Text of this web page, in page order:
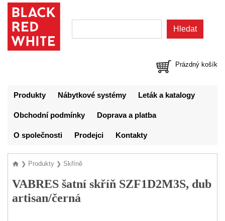
Prázdný košík
Produkty Nábytkové systémy Leták a katalogy
Obchodní podmínky Doprava a platba
O společnosti Prodejci Kontakty
❯ Produkty ❯ Skříně
VABRES šatní skříň SZF1D2M3S, dub
artisan/černá